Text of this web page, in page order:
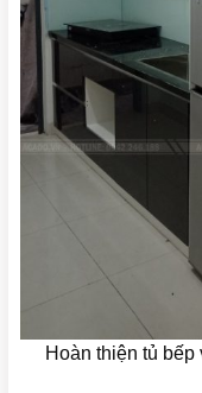
Hoàn thiện tủ